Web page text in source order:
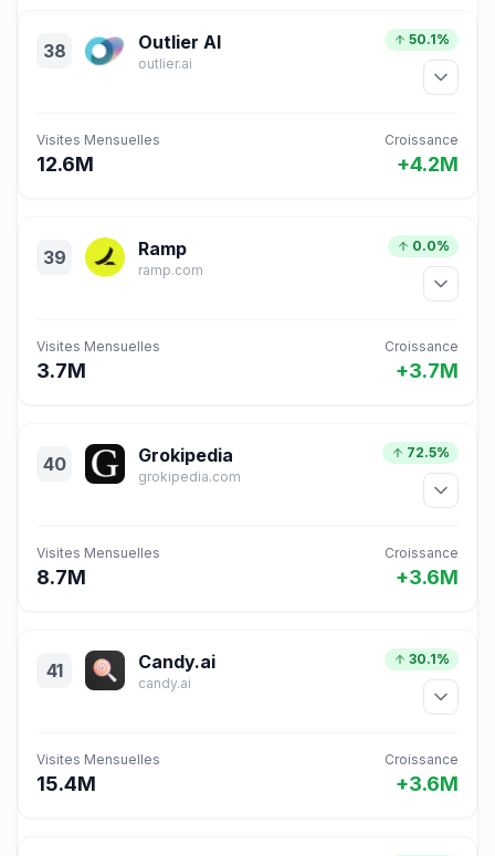
38 Outlier AI
outlier.ai
50.1%
Visites Mensuelles
12.6M
Croissance
+4.2M
39 Ramp
ramp.com
0.0%
Visites Mensuelles
3.7M
Croissance
+3.7M
40 Grokipedia
grokipedia.com
72.5%
Visites Mensuelles
8.7M
Croissance
+3.6M
41 Candy.ai
candy.ai
30.1%
Visites Mensuelles
15.4M
Croissance
+3.6M